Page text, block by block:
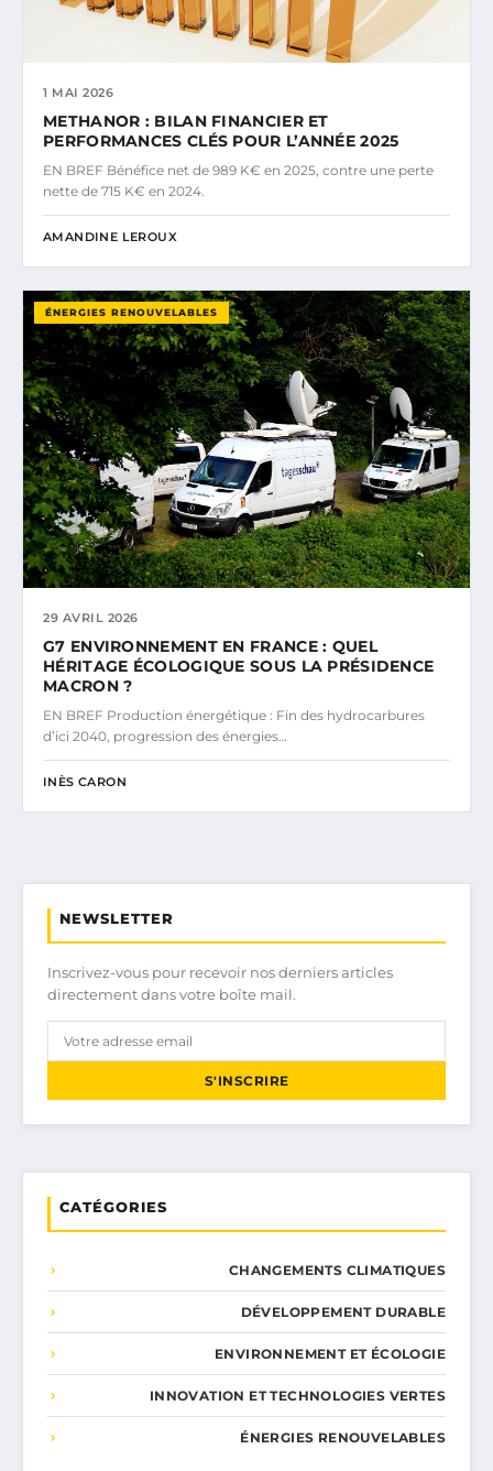
1 MAI 2026
METHANOR : BILAN FINANCIER ET
PERFORMANCES CLÉS POUR L’ANNÉE 2025
EN BREF Bénéfice net de 989 K€ en 2025, contre une perte
nette de 715 K€ en 2024.
AMANDINE LEROUX
ÉNERGIES RENOUVELABLES
29 AVRIL 2026
G7 ENVIRONNEMENT EN FRANCE : QUEL
HÉRITAGE ÉCOLOGIQUE SOUS LA PRÉSIDENCE
MACRON ?
EN BREF Production énergétique : Fin des hydrocarbures
d’ici 2040, progression des énergies…
INÈS CARON
NEWSLETTER
Inscrivez-vous pour recevoir nos derniers articles
directement dans votre boîte mail.
S'INSCRIRE
CATÉGORIES
CHANGEMENTS CLIMATIQUES
DÉVELOPPEMENT DURABLE
ENVIRONNEMENT ET ÉCOLOGIE
INNOVATION ET TECHNOLOGIES VERTES
ÉNERGIES RENOUVELABLES